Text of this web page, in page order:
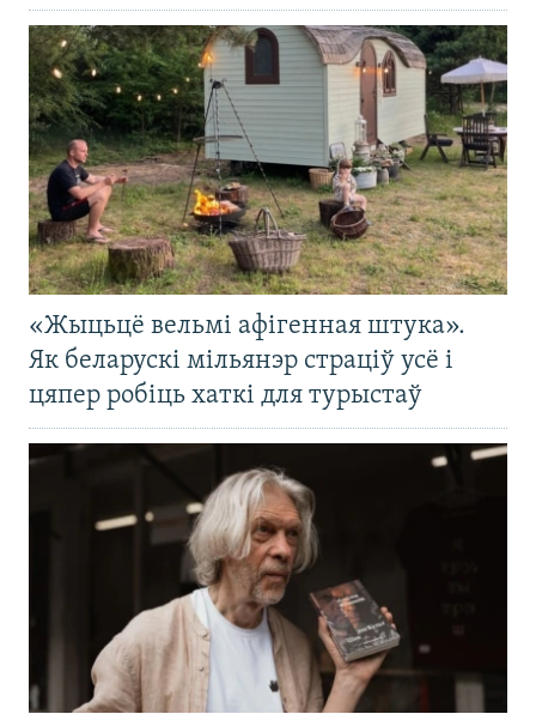
«Жыцьцё вельмі афігенная штука».
Як беларускі мільянэр страціў усё і
цяпер робіць хаткі для турыстаў